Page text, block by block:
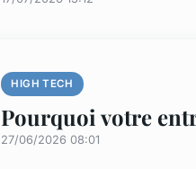
HIGH TECH
Pourquoi votre
27/06/2026 08:01